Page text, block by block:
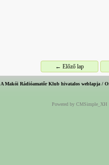
← Előző lap
A Makói Rádióamatőr Klub hivatalos weblapja /
Powered by CMSimple_XH